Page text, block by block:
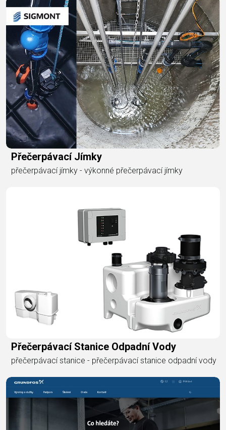
Přečerpávací Jímky
přečerpávací jímky - výkonné přečerpávací jímky
Přečerpávací Stanice Odpadní Vody
přečerpávací stanice - přečerpávací stanice odpadní vody